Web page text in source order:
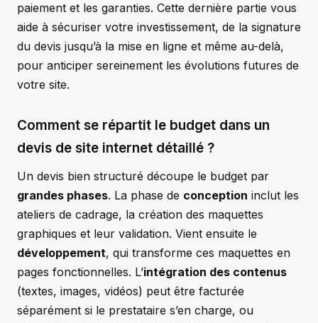
paiement et les garanties. Cette dernière partie vous
aide à sécuriser votre investissement, de la signature
du devis jusqu’à la mise en ligne et même au-delà,
pour anticiper sereinement les évolutions futures de
votre site.
Comment se répartit le budget dans un
devis de site internet détaillé ?
Un devis bien structuré découpe le budget par
grandes phases. La phase de conception inclut les
ateliers de cadrage, la création des maquettes
graphiques et leur validation. Vient ensuite le
développement, qui transforme ces maquettes en
pages fonctionnelles. L’intégration des contenus
(textes, images, vidéos) peut être facturée
séparément si le prestataire s’en charge, ou